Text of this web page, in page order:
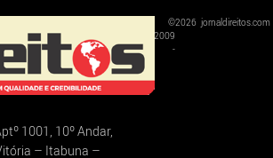
1001, 10º Andar,
– Itabuna –
©
2009
-
2026 jornaldireitos.com